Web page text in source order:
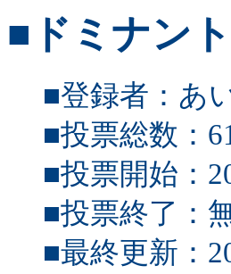
■ドミナン
■登録者：あ
■投票総数：
■投票開始：
■投票終了：
■最終更新：